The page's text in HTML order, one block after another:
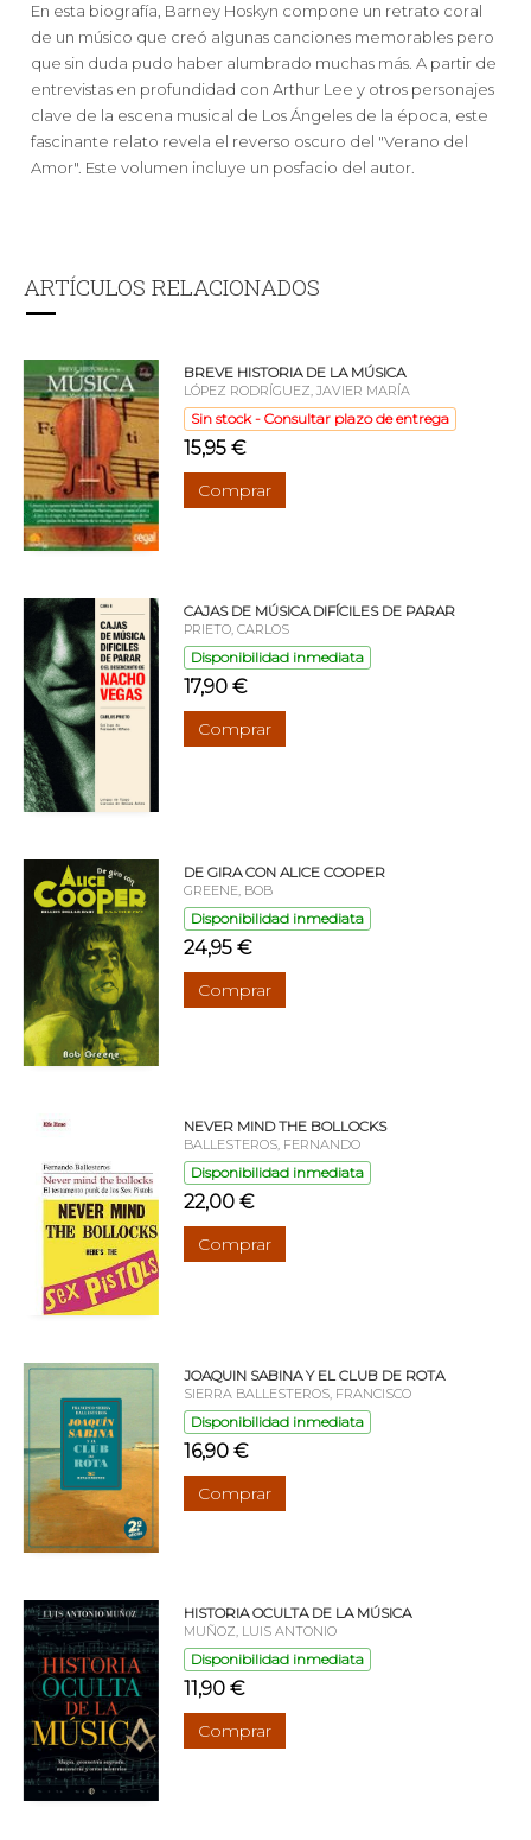
En esta biografía, Barney Hoskyn compone un retrato coral
de un músico que creó algunas canciones memorables pero
que sin duda pudo haber alumbrado muchas más. A partir de
entrevistas en profundidad con Arthur Lee y otros personajes
clave de la escena musical de Los Ángeles de la época, este
fascinante relato revela el reverso oscuro del "Verano del
Amor". Este volumen incluye un posfacio del autor.
ARTÍCULOS RELACIONADOS
BREVE HISTORIA DE LA MÚSICA
LÓPEZ RODRÍGUEZ, JAVIER MARÍA
Sin stock - Consultar plazo de entrega
15,95 €
Comprar
CAJAS DE MÚSICA DIFÍCILES DE PARAR
PRIETO, CARLOS
Disponibilidad inmediata
17,90 €
Comprar
DE GIRA CON ALICE COOPER
GREENE, BOB
Disponibilidad inmediata
24,95 €
Comprar
NEVER MIND THE BOLLOCKS
BALLESTEROS, FERNANDO
Disponibilidad inmediata
22,00 €
Comprar
JOAQUIN SABINA Y EL CLUB DE ROTA
SIERRA BALLESTEROS, FRANCISCO
Disponibilidad inmediata
16,90 €
Comprar
HISTORIA OCULTA DE LA MÚSICA
MUÑOZ, LUIS ANTONIO
Disponibilidad inmediata
11,90 €
Comprar